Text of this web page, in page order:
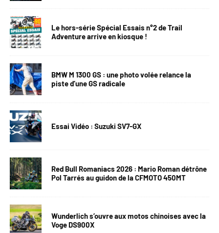
Le hors-série Spécial Essais n°2 de Trail
Adventure arrive en kiosque !
BMW M 1300 GS : une photo volée relance la
piste d’une GS radicale
Essai Vidéo : Suzuki SV7-GX
Red Bull Romaniacs 2026 : Mario Roman détrône
Pol Tarrés au guidon de la CFMOTO 450MT
Wunderlich s’ouvre aux motos chinoises avec la
Voge DS900X